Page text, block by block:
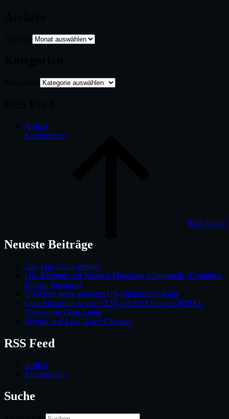
Artikel
Kommentare
Back to top
Neueste Beiträge
180-Tage-UFO-Report
Luis Elizondo zur Mensch-Maschine-Schnittstelle (Cognitive
Human Interface)
UAP sind keine geheime US-Militärtechnologie
Gute Erklärung zu den FLIR, GOFAST und GIMBAL
Videos von Chris Lehto
Skyfort und Luis „Lue“ Elizondo
RSS Feed
Artikel
Kommentare
Suche